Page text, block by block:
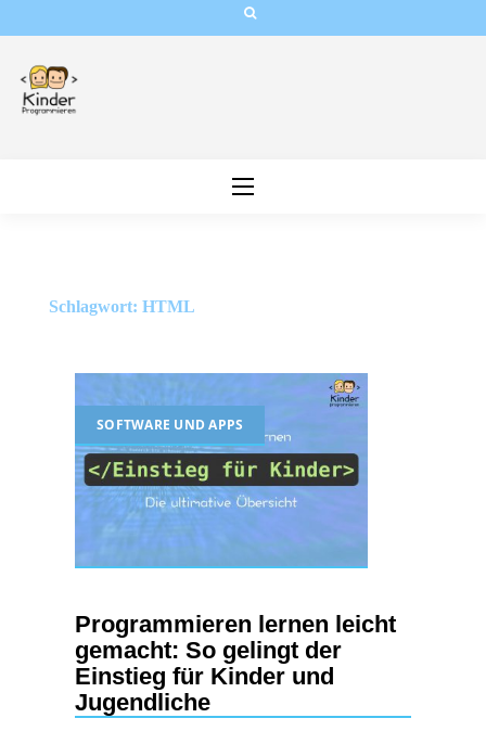
content
Schlagwort: HTML
SOFTWARE UND APPS
Programmieren lernen leicht
gemacht: So gelingt der
Einstieg für Kinder und
Jugendliche